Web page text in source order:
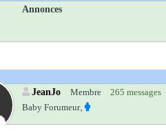
Annonces
JeanJo Membre
265 messages
Baby Forumeur‚